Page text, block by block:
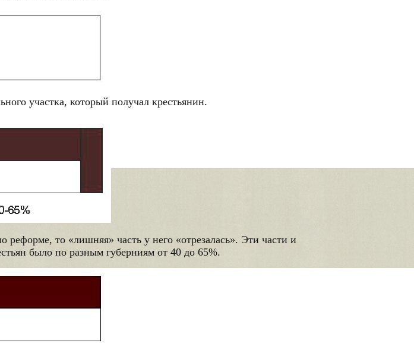
участка, который получал крестьянин.
то «лишняя» часть у него «отрезалась». Эти части и
было по разным губерниям от 40 до 65%.